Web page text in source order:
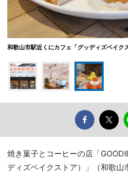
和歌山市駅近くにカフェ「グッディズベイ
焼き菓子とコーヒーの店「
ディズベイクストア）」（和歌山